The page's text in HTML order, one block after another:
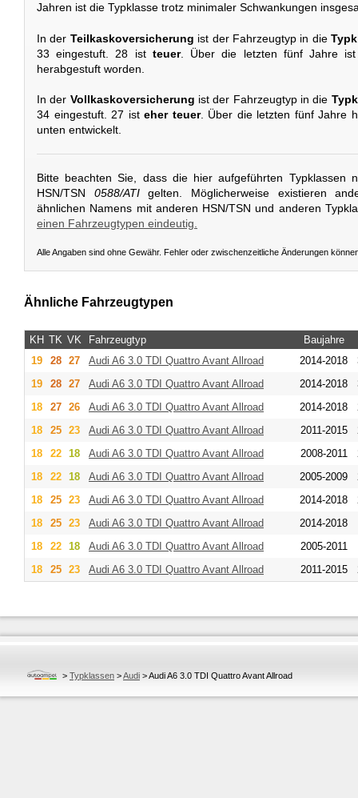
Jahren ist die Typklasse trotz minimaler Schwankungen
In der Teilkaskoversicherung ist der Fahrzeugtyp in die
33 eingestuft. 28 ist teuer. Über die letzten fünf Jahre ist
herabgestuft worden.
In der Vollkaskoversicherung ist der Fahrzeugtyp in die
34 eingestuft. 27 ist eher teuer. Über die letzten fünf Jahre
unten entwickelt.
Bitte beachten Sie, dass die hier aufgeführten Typklassen
HSN/TSN 0588/ATIgelten. Möglicherweise existieren
ähnlichen Namens mit anderen HSN/TSN und anderen
einen Fahrzeugtypen eindeutig.
Alle Angaben sind ohne Gewähr. Fehler oder zwischenzeitliche Änderungen
Ähnliche Fahrzeugtypen
KH TK VK Fahrzeugtyp
Baujahre
19
28 27 Audi A6 3.0 TDI Quattro Avant Allroad 2014-2018
19
28 27 Audi A6 3.0 TDI Quattro Avant Allroad 2014-2018
18
27 26 Audi A6 3.0 TDI Quattro Avant Allroad 2014-2018
18
25 23 Audi A6 3.0 TDI Quattro Avant Allroad 2011-2015
18
22 18 Audi A6 3.0 TDI Quattro Avant Allroad 2008-2011
18
22 18 Audi A6 3.0 TDI Quattro Avant Allroad 2005-2009
18
25 23 Audi A6 3.0 TDI Quattro Avant Allroad 2014-2018
18
25 23 Audi A6 3.0 TDI Quattro Avant Allroad 2014-2018
18
22 18 Audi A6 3.0 TDI Quattro Avant Allroad 2005-2011
18
25 23 Audi A6 3.0 TDI Quattro Avant Allroad 2011-2015
> Typklassen >Audi >Audi A6 3.0 TDI Quattro Avant Allroad